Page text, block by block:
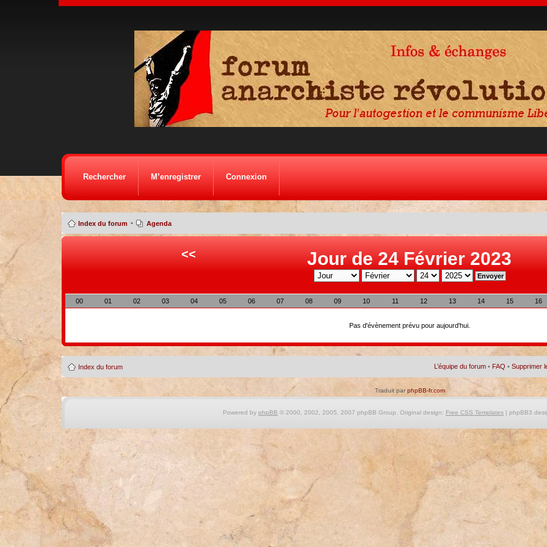
Rechercher M’enregistrer Connexion
Index du forum • Agenda
<< Jour de 24 Février 2023
00 01 02 03 04 05 06 07 08 09 10 11 12 13 14 15 16
Pas d'évènement prévu pour aujourd'hui.
Index du forum L’équipe du forum • FAQ •Supprimer
Traduit parphpBB-fr.com
Powered by phpBB © 2000, 2002, 2005, 2007 phpBB Group. Original design: Free CSS Templates| phpBB3